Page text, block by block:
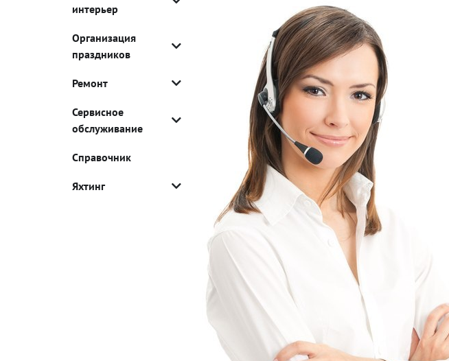
интерьер
Организация
праздников
Ремонт
Сервисное
обслуживание
Справочник
Яхтинг